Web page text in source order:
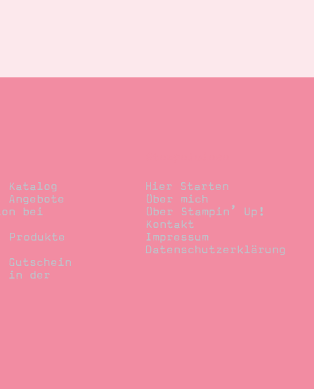
Katalog
Angebote
bei
Produkte
Gutschein
in der
Hier Starten
Über mich
Über Stampin’ Up!
Kontakt
Impressum
Datenschutzerklärung